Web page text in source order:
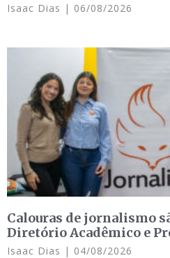
Isaac Dias 06/08/2026
Calouras de jornalismo
Diretório Acadêmico e
Isaac Dias 04/08/2026